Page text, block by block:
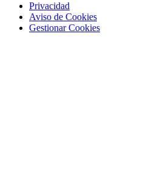
Privacidad
Aviso de Cookies
Gestionar Cookies